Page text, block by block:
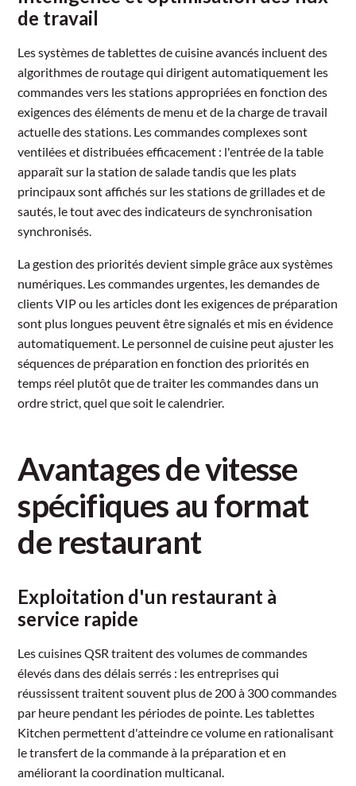
de travail
Les systèmes de tablettes de cuisine avancés incluent des
algorithmes de routage qui dirigent automatiquement les
commandes vers les stations appropriées en fonction des
exigences des éléments de menu et de la charge de travail
actuelle des stations. Les commandes complexes sont
ventilées et distribuées efficacement : l'entrée de la table
apparaît sur la station de salade tandis que les plats
principaux sont affichés sur les stations de grillades et de
sautés, le tout avec des indicateurs de synchronisation
synchronisés.
La gestion des priorités devient simple grâce aux systèmes
numériques. Les commandes urgentes, les demandes de
clients VIP ou les articles dont les exigences de préparation
sont plus longues peuvent être signalés et mis en évidence
automatiquement. Le personnel de cuisine peut ajuster les
séquences de préparation en fonction des priorités en
temps réel plutôt que de traiter les commandes dans un
ordre strict, quel que soit le calendrier.
Avantages de vitesse
spécifiques au format
de restaurant
Exploitation d'un restaurant à
service rapide
Les cuisines QSR traitent des volumes de commandes
élevés dans des délais serrés : les entreprises qui
réussissent traitent souvent plus de 200 à 300 commandes
par heure pendant les périodes de pointe. Les tablettes
Kitchen permettent d'atteindre ce volume en rationalisant
le transfert de la commande à la préparation et en
améliorant la coordination multicanal.